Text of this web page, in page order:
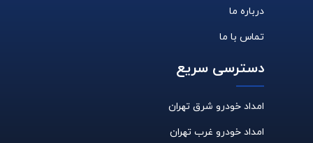
درباره ما
تماس با ما
دسترسی سریع
امداد خودرو شرق تهران
امداد خودرو غرب تهران